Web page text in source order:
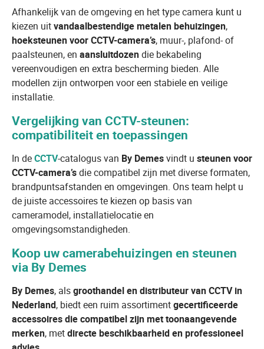
Afhankelijk van de omgeving en het type camera kunt u
kiezen uitvandaalbestendige metalen behuizingen,
hoeksteunen voor CCTV-camera’s, muur-, plafond- of
paalsteunen, en aansluitdozendie bekabeling
vereenvoudigen en extra bescherming bieden. Alle
modellen zijn ontworpen voor een stabiele en veilige
installatie.
Vergelijking van CCTV-steunen:
compatibiliteit en toepassingen
In deCCTV-catalogus van By Demesvindt u steunen voor
CCTV-camera’sdie compatibel zijn met diverse formaten,
brandpuntsafstanden en omgevingen. Ons team helpt u
de juiste accessoires te kiezen op basis van
cameramodel, installatielocatie en
omgevingsomstandigheden.
Koop uw camerabehuizingen en steunen
via By Demes
By Demes, alsgroothandel en distributeur van CCTV in
Nederland, biedt een ruim assortimentgecertificeerde
accessoires die compatibel zijn met toonaangevende
merken, metdirecte beschikbaarheid en professioneel